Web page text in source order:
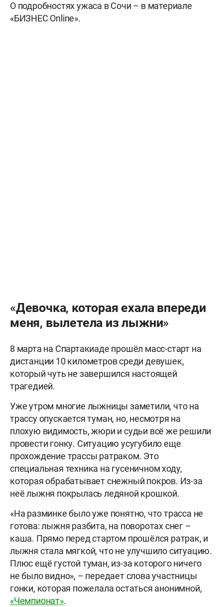
О подробностях ужаса в Сочи – в материале
«БИЗНЕС Online».
«Девочка, которая ехала впереди
меня, вылетела из лыжни»
8 марта на Спартакиаде прошёл масс-старт на
дистанции 10 километров среди девушек,
который чуть не завершился настоящей
трагедией.
Уже утром многие лыжницы заметили, что на
трассу опускается туман, но, несмотря на
плохую видимость, жюри и судьи всё же решили
провести гонку. Ситуацию усугубило еще
прохождение трассы ратраком. Это
специальная техника на гусеничном ходу,
которая обрабатывает снежный покров. Из-за
неё лыжня покрылась ледяной крошкой.
«На разминке было уже понятно, что трасса не
готова: лыжня разбита, на поворотах снег –
каша. Прямо перед стартом прошёлся ратрак, и
лыжня стала мягкой, что не улучшило ситуацию.
Плюс ещё густой туман, из-за которого ничего
не было видно», – передает слова участницы
гонки, которая пожелала остаться анонимной,
«Чемпионат».